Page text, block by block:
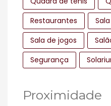
Restaurantes
Sala de jogos
Segurança
Proximidade